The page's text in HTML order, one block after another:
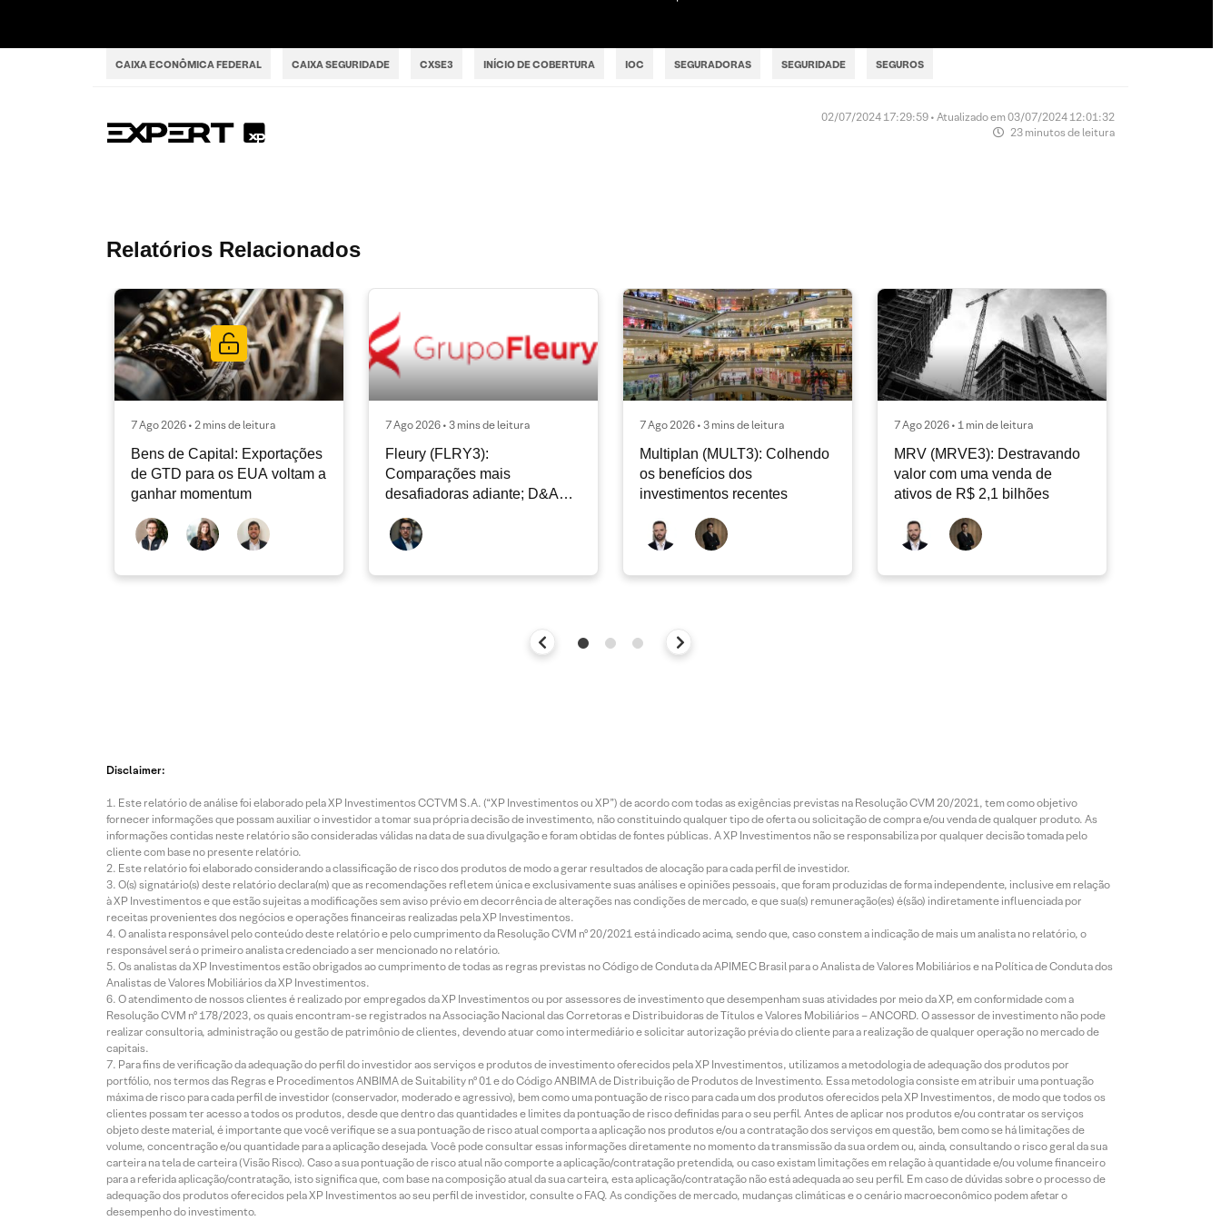
CAIXA ECONÔMICA FEDERAL CAIXA SEGURIDADE CXSE3 INÍCIO DE COBERTURA IOC SEGURADORAS SEGURIDADE SEGUROS
02/07/2024 17:29:59 • Atualizado em 03/07/2024 12:01:32
23 minutos de leitura
Relatórios Relacionados
7 Ago 2026 • 2 mins de leitura
Bens de Capital: Exportações
de GTD para os EUA voltam a
ganhar momentum
7 Ago 2026 • 3 mins de leitura
Fleury (FLRY3):
Comparações mais
desafiadoras adiante; D&A
atuais
7 Ago 2026 • 3 mins de leitura
Multiplan (MULT3): Colhendo
os benefícios dos
investimentos recentes
7 Ago 2026 • 1 min de leitura
MRV (MRVE3): Destravando
valor com uma venda de
ativos de R$ 2,1 bilhões
Disclaimer:
Este relatório de análise foi elaborado pela XP Investimentos CCTVM S.A. (“XP Investimentos ou XP”) de acordo com todas as exigências previstas na Resolução CVM 20/2021, tem como objetivo
fornecer informações que possam auxiliar o investidor a tomar sua própria decisão de investimento, não constituindo qualquer tipo de oferta ou solicitação de compra e/ou venda de qualquer produto. As
informações contidas neste relatório são consideradas válidas na data de sua divulgação e foram obtidas de fontes públicas. A XP Investimentos não se responsabiliza por qualquer decisão tomada pelo
cliente com base no presente relatório.
Este relatório foi elaborado considerando a classificação de risco dos produtos de modo a gerar resultados de alocação para cada perfil de investidor.
O(s) signatário(s) deste relatório declara(m) que as recomendações refletem única e exclusivamente suas análises e opiniões pessoais, que foram produzidas de forma independente, inclusive em relação
à XP Investimentos e que estão sujeitas a modificações sem aviso prévio em decorrência de alterações nas condições de mercado, e que sua(s) remuneração(es) é(são) indiretamente influenciada por
receitas provenientes dos negócios e operações financeiras realizadas pela XP Investimentos.
O analista responsável pelo conteúdo deste relatório e pelo cumprimento da Resolução CVM nº 20/2021 está indicado acima, sendo que, caso constem a indicação de mais um analista no relatório, o
responsável será o primeiro analista credenciado a ser mencionado no relatório.
Os analistas da XP Investimentos estão obrigados ao cumprimento de todas as regras previstas no Código de Conduta da APIMEC Brasil para o Analista de Valores Mobiliários e na Política de Conduta dos
Analistas de Valores Mobiliários da XP Investimentos.
O atendimento de nossos clientes é realizado por empregados da XP Investimentos ou por assessores de investimento que desempenham suas atividades por meio da XP, em conformidade com a
Resolução CVM nº 178/2023, os quais encontram-se registrados na Associação Nacional das Corretoras e Distribuidoras de Títulos e Valores Mobiliários – ANCORD. O assessor de investimento não pode
realizar consultoria, administração ou gestão de patrimônio de clientes, devendo atuar como intermediário e solicitar autorização prévia do cliente para a realização de qualquer operação no mercado de
capitais.
Para fins de verificação da adequação do perfil do investidor aos serviços e produtos de investimento oferecidos pela XP Investimentos, utilizamos a metodologia de adequação dos produtos por
portfólio, nos termos das Regras e Procedimentos ANBIMA de Suitability nº 01 e do Código ANBIMA de Distribuição de Produtos de Investimento. Essa metodologia consiste em atribuir uma pontuação
máxima de risco para cada perfil de investidor (conservador, moderado e agressivo), bem como uma pontuação de risco para cada um dos produtos oferecidos pela XP Investimentos, de modo que todos os
clientes possam ter acesso a todos os produtos, desde que dentro das quantidades e limites da pontuação de risco definidas para o seu perfil. Antes de aplicar nos produtos e/ou contratar os serviços
objeto deste material, é importante que você verifique se a sua pontuação de risco atual comporta a aplicação nos produtos e/ou a contratação dos serviços em questão, bem como se há limitações de
volume, concentração e/ou quantidade para a aplicação desejada. Você pode consultar essas informações diretamente no momento da transmissão da sua ordem ou, ainda, consultando o risco geral da sua
carteira na tela de carteira (Visão Risco). Caso a sua pontuação de risco atual não comporte a aplicação/contratação pretendida, ou caso existam limitações em relação à quantidade e/ou volume financeiro
para a referida aplicação/contratação, isto significa que, com base na composição atual da sua carteira, esta aplicação/contratação não está adequada ao seu perfil. Em caso de dúvidas sobre o processo de
adequação dos produtos oferecidos pela XP Investimentos ao seu perfil de investidor, consulte o FAQ. As condições de mercado, mudanças climáticas e o cenário macroeconômico podem afetar o
desempenho do investimento.